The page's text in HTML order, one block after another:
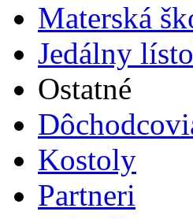
Materská
Jedálny
Ostatné
Kostoly
Partneri